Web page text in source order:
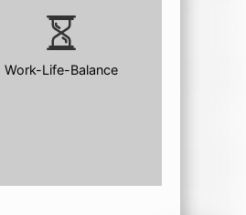
Work-Life-Balance